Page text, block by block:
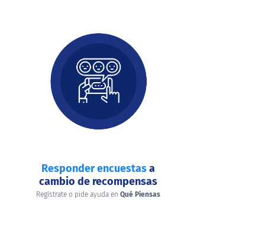
Responder encuestasa
cambio de recompensas
Regístrate o pide ayuda en Qué Piensas